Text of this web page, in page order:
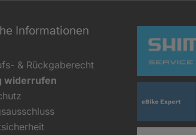
Informationen
& Rückgaberecht
widerrufen